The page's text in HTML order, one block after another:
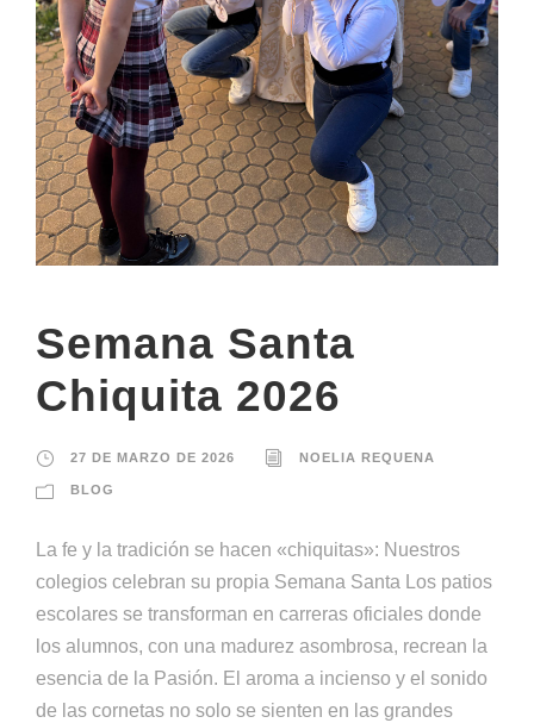
Semana Santa
Chiquita 2026
27 DE MARZO DE 2026 NOELIA REQUENA
BLOG
La fe y la tradición se hacen «chiquitas»: Nuestros
colegios celebran su propia Semana Santa Los patios
escolares se transforman en carreras oficiales donde
los alumnos, con una madurez asombrosa, recrean la
esencia de la Pasión. El aroma a incienso y el sonido
de las cornetas no solo se sienten en las grandes